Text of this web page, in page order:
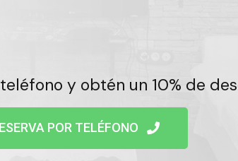
y obtén un 10% de
POR TELÉFONO